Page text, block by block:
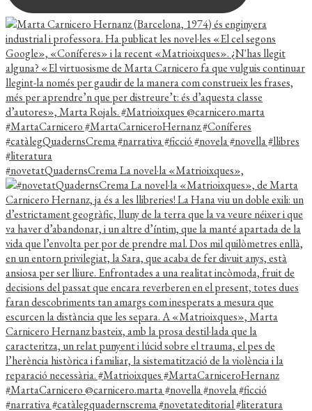
#novetatQuadernsCrema La novel·la «Matrioixques»,